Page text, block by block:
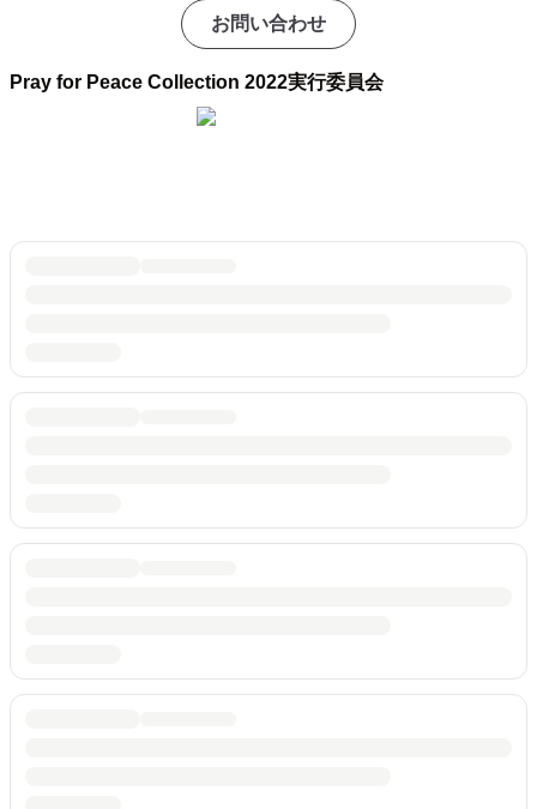
お問い合わせ
Pray for Peace Collection 2022実行委員会